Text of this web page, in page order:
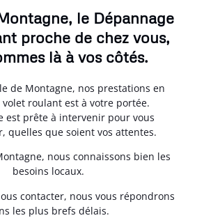
le Dépannage
proche de chez vous,
là à vos côtés.
de Montagne, nos prestations en
volet roulant est à votre portée.
est prête à intervenir pour vous
quelles que soient vos attentes.
nous connaissons bien les
besoins locaux.
contacter, nous vous répondrons
les plus brefs délais.